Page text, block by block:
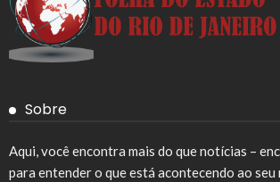
Sobre
Aqui, você encontra mais do que notícias –
para entender o que está acontecendo ao seu